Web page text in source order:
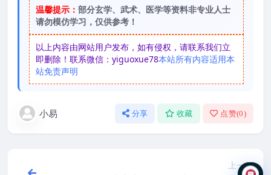
温馨提示： 部分玄学、武术、医学等资料非专业人士
请勿模仿学习，仅供参考！
以上内容由网站用户发布，如有侵权，请联系我们立
即删除！联系微信：yiguoxue78本站所有内容适用本
站免责声明
小易 分享 收藏 点赞(0)
上一篇